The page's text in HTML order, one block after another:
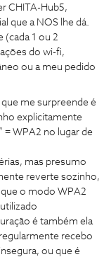
CHITA-Hub5,
que a NOS lhe dá.
(cada 1 ou 2
do wi-fi,
ou a meu pedido
me surpreende é
explicitamente
= WPA2 no lugar de
mas presumo
reverte sozinho,
que o modo WPA2
é também ela
recebo
ou que é